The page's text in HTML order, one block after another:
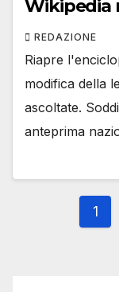
Wikipedia
REDAZIONE
Riapre
modifica della
ascoltate.
anteprima
1